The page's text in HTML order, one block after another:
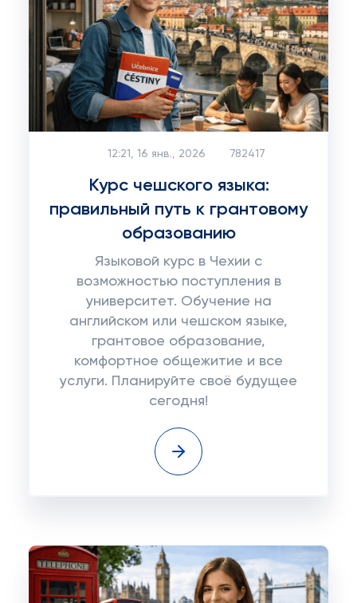
12:21, 16 янв., 2026 782417
Курс чешского языка:
правильный путь к грантовому
образованию
Языковой курс в Чехии с
возможностью поступления в
университет. Обучение на
английском или чешском языке,
грантовое образование,
комфортное общежитие и все
услуги. Планируйте своё будущее
сегодня!